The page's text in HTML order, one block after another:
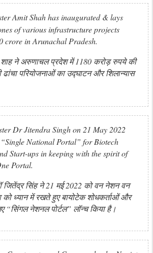
Amit Shah has inaugurated & lays
of various infrastructure projects
crore in Arunachal Pradesh.
शाह ने अरुणाचल प्रदेश में 1180 करोड़ रुपये की
ढांचा परियोजनाओं का उद्घाटन और शिलान्यास
Dr Jitendra Singh on 21 May 2022
National Portal” for Biotech
Start-ups in keeping with the spirit of
Portal.
जितेंद्र सिंह ने 21 मई 2022 को वन नेशन वन
को ध्यान में रखते हुए बायोटेक शोधकर्ताओं और
“सिंगल नेशनल पोर्टल” लॉन्च किया है।